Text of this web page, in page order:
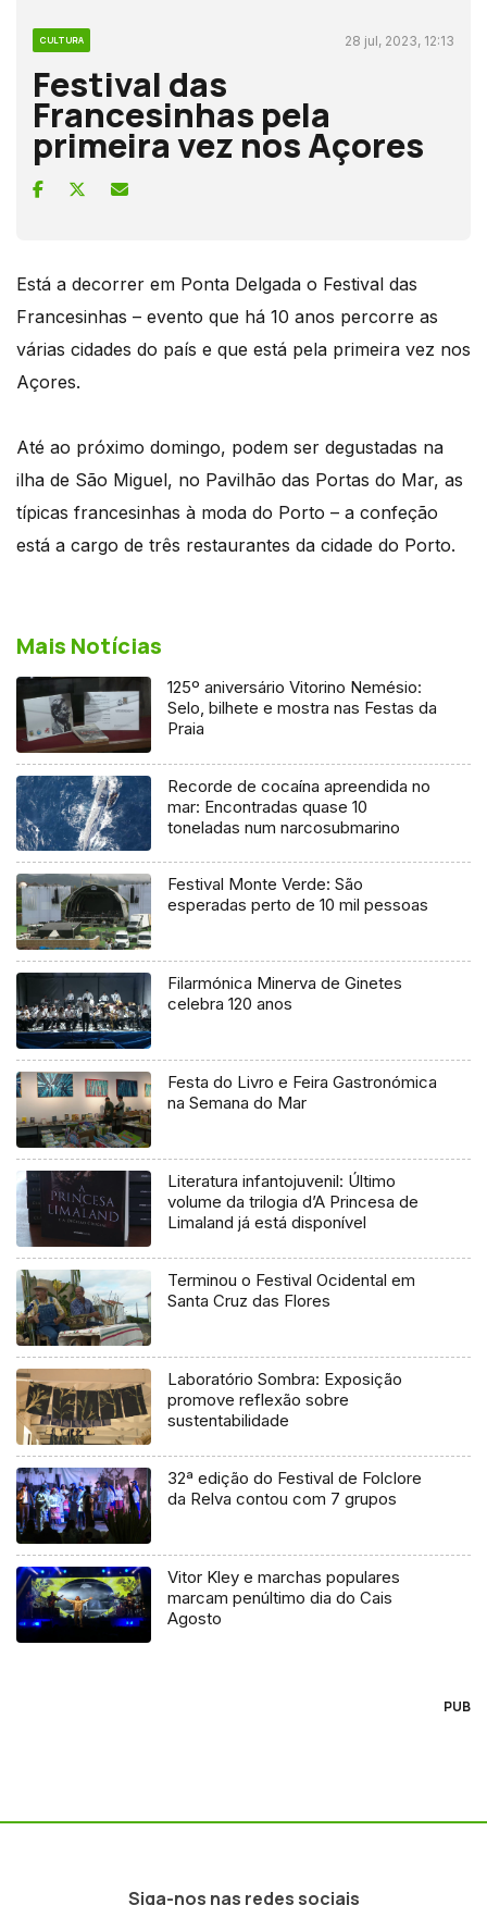
CULTURA 28 jul, 2023, 12:13
Festival das
Francesinhas pela
primeira vez nos Açores
Está a decorrer em Ponta Delgada o Festival das
Francesinhas – evento que há 10 anos percorre as
várias cidades do país e que está pela primeira vez nos
Açores.
Até ao próximo domingo, podem ser degustadas na
ilha de São Miguel, no Pavilhão das Portas do Mar, as
típicas francesinhas à moda do Porto – a confeção
está a cargo de três restaurantes da cidade do Porto.
Mais Notícias
125º aniversário Vitorino Nemésio:
Selo, bilhete e mostra nas Festas da
Praia
Recorde de cocaína apreendida no
mar: Encontradas quase 10
toneladas num narcosubmarino
Festival Monte Verde: São
esperadas perto de 10 mil pessoas
Filarmónica Minerva de Ginetes
celebra 120 anos
Festa do Livro e Feira Gastronómica
na Semana do Mar
Literatura infantojuvenil: Último
volume da trilogia d’A Princesa de
Limaland já está disponível
Terminou o Festival Ocidental em
Santa Cruz das Flores
Laboratório Sombra: Exposição
promove reflexão sobre
sustentabilidade
32ª edição do Festival de Folclore
da Relva contou com 7 grupos
Vitor Kley e marchas populares
marcam penúltimo dia do Cais
Agosto
PUB
Siga-nos nas redes sociais